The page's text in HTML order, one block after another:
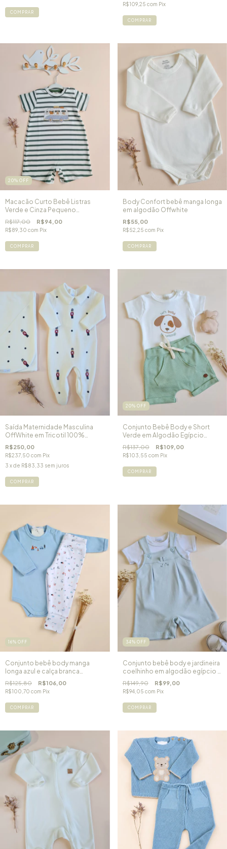
COMPRAR
R$109,25 com Pix
COMPRAR
20% OFF
Macacão Curto Bebê Listras
Verde e Cinza Pequeno
Aventureiro
R$117,00 R$94,00
R$89,30 com Pix
COMPRAR
Body Confort bebê manga longa
em algodão Offwhite
R$55,00
R$52,25 com Pix
COMPRAR
Saída Maternidade Masculina
OffWhite em Tricotil 100%
Algodão Soldadinho de
Chumbo
R$250,00
R$237,50 com Pix
3 x de R$83,33 sem juros
COMPRAR
20% OFF
Conjunto Bebê Body e Short
Verde em Algodão Egípcio
Amigo Pet
R$137,00 R$109,00
R$103,55 com Pix
COMPRAR
16% OFF
Conjunto bebê body manga
longa azul e calça branca
estampada em algodão egípcio
| Transportes
R$125,80 R$106,00
R$100,70 com Pix
COMPRAR
34% OFF
Conjunto bebê body e jardineira
coelhinho em algodão egípcio |
P e M
R$149,90 R$99,00
R$94,05 com Pix
COMPRAR